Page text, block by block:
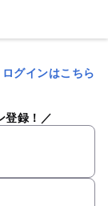
ログインはこちら
録！